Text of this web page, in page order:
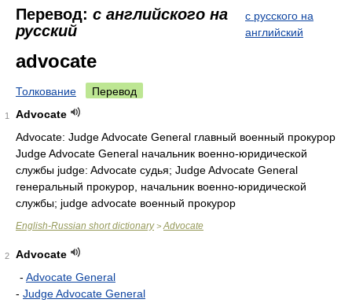
Перевод: с английского на
русский
с русского на
английский
advocate
Толкование Перевод
1
Advocate
Advocate: Judge Advocate General главный военный прокурор
Judge Advocate General начальник военно-юридической
службы judge: Advocate судья; Judge Advocate General
генеральный прокурор, начальник военно-юридической
службы; judge advocate военный прокурор
English-Russian short dictionary> Advocate
2
Advocate
- Advocate General
- Judge Advocate General